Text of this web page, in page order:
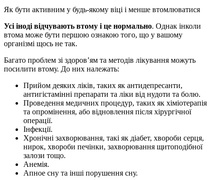
Як бути активним у будь-якому віці і менше втомлюватися
Усі іноді відчувають втому і це нормально. Однак інколи
втома може бути першою ознакою того, що у вашому
організмі щось не так.
Багато проблем зі здоров’ям та методів лікування можуть
посилити втому. До них належать:
Прийом деяких ліків, таких як антидепресанти,
антигістамінні препарати та ліки від нудоти та болю.
Проведення медичних процедур, таких як хіміотерапія
та опромінення, або відновлення після хірургічної
операції.
Інфекції.
Хронічні захворювання, такі як діабет, хвороби серця,
нирок, хвороби печінки, захворювання щитоподібної
залози тощо.
Анемія.
Апное сну та інші порушення сну.